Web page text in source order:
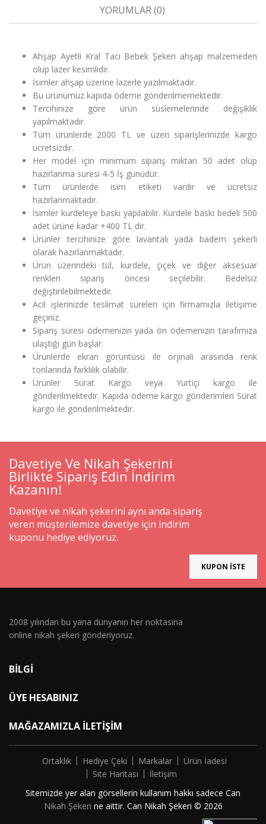
YORUMLAR (0)
Ahşap Ayetli Kral Tacı Bebek Şekeri ahşap malzemeden
olup lazer kesimlidir.
İsimler ahşap üzerine lazerle yazılmaktadır.
Bu ürünümüz kapıda ödeme gönderilmemektedir.
Tercihinize göre ürün süslemelerinde değişiklik
yapılmaktadır.
Tüm ürünlerde 2000 TL ve üzeri siparişlerinizde kargo
ücretsizdir.
Her model için minimum sipariş miktarı 50 adet olup
hazırlanma süresi 4-5 İş günüdür.
Tüm ürünlerde isim etiketi vardır ve ücretsiz
hazırlanmaktadır.
İsimler kurdeleye baskı yapılabilir. Kurdele baskı bedeli 500
adet ürüne kadar +400 TL dir.
Ürünler tercihinize göre lavantalı yada badem şekerli
olarak hazırlanmaktadır.
Ürün üzerindeki tül, kurdele, çiçek ve diğer aksesuar
renkleri sipariş öncesi seçilebilir. Bedelsiz
değiştirilebilmektedir.
Acil işlerinizde teslimat süreleri için firmamızla iletişime
geçiniz.
Sipariş süresi ödemenizin yada ön ödemenizin tarafımıza
ulaştığı gün başlar.
Ürünlerde ekran görüntüsü ile orjinali arasında renk
tonlarında farklılık olabilir.
Ürünler Sürat Kargo veya Yurtiçi kargo ile
gönderilmektedir. Kapıda ödeme kargo gönderimleri Sürat
kargo ile gönderilmektedir.
Davetiye Ve Nikah Şekerini
Birlikte Sipariş Edin İndirim
Kazanın!
Davetiye ve nikah şekerini aynı anda sipariş
veren müşterilemize davetiye için indirim
kuponu hediye ediyoruz.
KUPON İSTE
2008 yılından bu yana dünyanın her noktasına
online nikah şekeri gönderiyoruz.
BILGI
ÜYE HESABINIZ
MAĞAZAMIZLA İLETIŞIM
Ortaklık Hediye Çeki Markalar
Ürün İadesi
Site Haritası
İletişim
Sitemizde yer alan görsellerin kullanım hakkı sadece Can
Nikah Şekeri ne aittir. Can Nikah Şekeri © 2026